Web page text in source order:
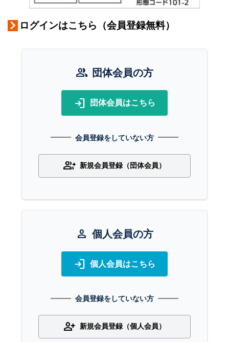
ログインはこちら（会員登録無料）
group 団体会員の方
login 団体会員はこちら
会員登録をしていない方
group_add 新規会員登録（団体会員）
person 個人会員の方
login 個人会員はこちら
会員登録をしていない方
person_add 新規会員登録（個人会員）